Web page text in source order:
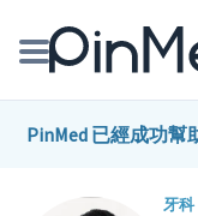
線上預約醫師、院所
醫師專欄專訪
PinMed 已經成功幫
牙科